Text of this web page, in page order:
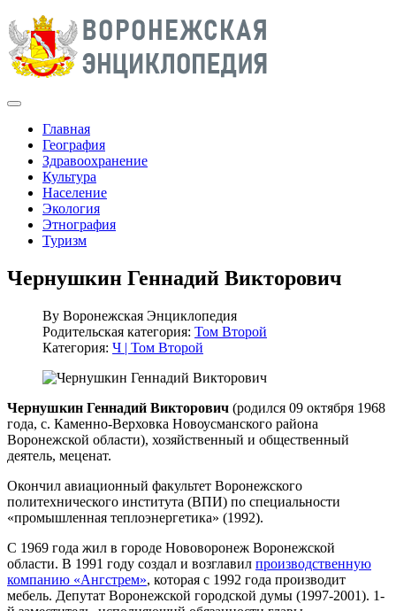
Главная
География
Здравоохранение
Культура
Население
Экология
Этнография
Туризм
Чернушкин Геннадий Викторович
By Воронежская Энциклопедия
Родительская категория: Том Второй
Категория: Ч | Том Второй
Чернушкин Геннадий Викторович (родился 09 октября 1968
года, с. Каменно-Верховка Новоусманского района
Воронежской области), хозяйственный и общественный
деятель, меценат.
Окончил авиационный факультет Воронежского
политехнического института (ВПИ) по специальности
«промышленная теплоэнергетика» (1992).
С 1969 года жил в городе Нововоронеж Воронежской
области. В 1991 году создал и возглавил производственную
компанию «Ангстрем», которая с 1992 года производит
мебель. Депутат Воронежской городской думы (1997-2001). 1-